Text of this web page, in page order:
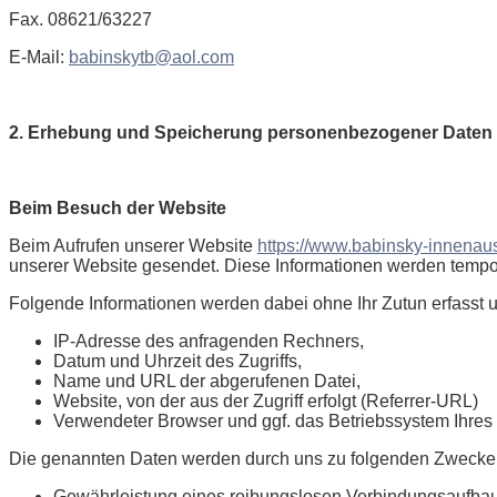
Fax. 08621/63227
E-Mail: babinskytb@aol.com
2. Erhebung und Speicherung personenbezogener
Beim Besuch der Website
Beim Aufrufen unserer Website https://www.babinsky-
unserer Website gesendet. Diese Informationen werden
Folgende Informationen werden dabei ohne Ihr Zutun
IP-Adresse des anfragenden Rechners,
Datum und Uhrzeit des Zugriffs,
Name und URL der abgerufenen Datei,
Website, von der aus der Zugriff erfolgt (Referrer-URL)
Verwendeter Browser und ggf. das Betriebssystem
Die genannten Daten werden durch uns zu folgenden